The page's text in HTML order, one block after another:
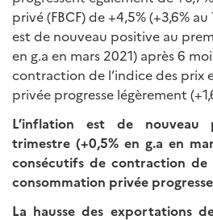
privé (FBCF) de +4,5% (+3,6%
est de nouveau positive au
en g.a en mars 2021) après 6
contraction de l’indice des prix
privée progresse légèrement
L’inflation est de nouveau
trimestre (+0,5% en g.a en
consécutifs de contraction de
consommation privée
La hausse des exportations